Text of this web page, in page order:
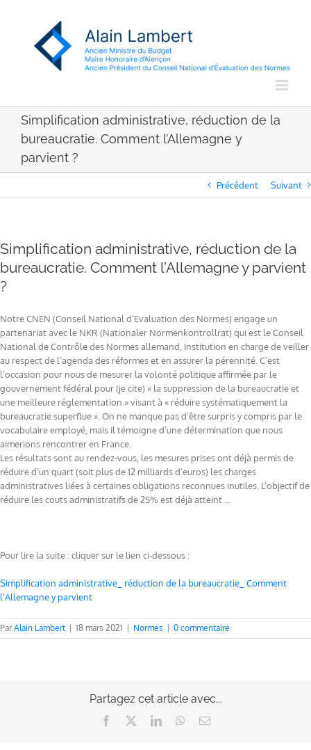
Simplification administrative, réduction de la
bureaucratie. Comment l’Allemagne y
parvient ?
Précédent Suivant
Simplification administrative, réduction de la
bureaucratie. Comment l’Allemagne y parvient
?
Notre CNEN (Conseil National d’Evaluation des Normes) engage un
partenariat avec le NKR (Nationaler Normenkontrollrat) qui est le Conseil
National de Contrôle des Normes allemand, Institution en charge de veiller
au respect de l’agenda des réformes et en assurer la pérennité. C’est
l’occasion pour nous de mesurer la volonté politique affirmée par le
gouvernement fédéral pour (je cite) « la suppression de la bureaucratie et
une meilleure réglementation » visant à « réduire systématiquement la
bureaucratie superflue ». On ne manque pas d’être surpris y compris par le
vocabulaire employé, mais il témoigne d’une détermination que nous
aimerions rencontrer en France.
Les résultats sont au rendez-vous, les mesures prises ont déjà permis de
réduire d’un quart (soit plus de 12 milliards d’euros) les charges
administratives liées à certaines obligations reconnues inutiles. L’objectif de
réduire les couts administratifs de 25% est déjà atteint …
Pour lire la suite : cliquer sur le lien ci-dessous :
Simplification administrative_ réduction de la bureaucratie_ Comment
l’Allemagne y parvient
ParAlain Lambert 18 mars 2021 Normes 0 commentaire
Partagez cet article avec...
Facebook LinkedInWhatsApp
Email